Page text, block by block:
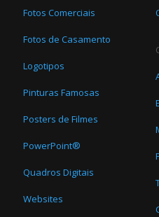
Fotos Comerciais
Fotos de Casamento
Logotipos
Pinturas Famosas
Posters de Filmes
PowerPoint®
Quadros Digitais
Websites